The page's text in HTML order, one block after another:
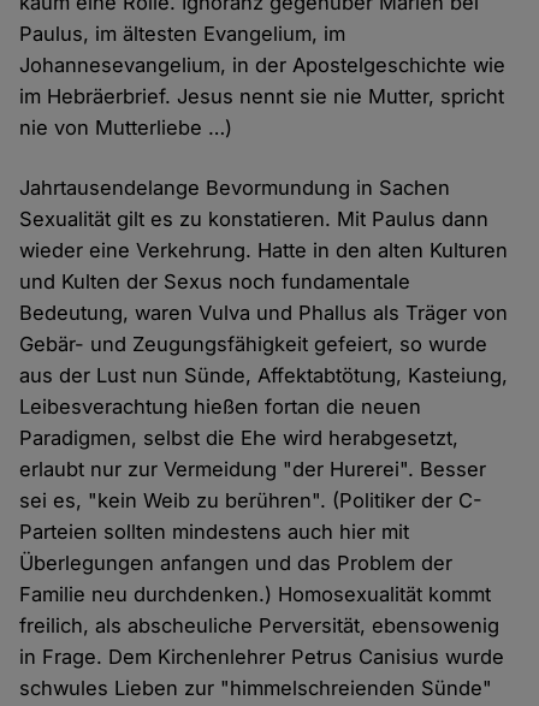
Paulus, im ältesten Evangelium, im
Johannesevangelium, in der Apostelgeschichte wie
im Hebräerbrief. Jesus nennt sie nie Mutter, spricht
nie von Mutterliebe …)
Jahrtausendelange Bevormundung in Sachen
Sexualität gilt es zu konstatieren. Mit Paulus dann
wieder eine Verkehrung. Hatte in den alten Kulturen
und Kulten der Sexus noch fundamentale
Bedeutung, waren Vulva und Phallus als Träger von
Gebär- und Zeugungsfähigkeit gefeiert, so wurde
aus der Lust nun Sünde, Affektabtötung, Kasteiung,
Leibesverachtung hießen fortan die neuen
Paradigmen, selbst die Ehe wird herabgesetzt,
erlaubt nur zur Vermeidung "der Hurerei". Besser
sei es, "kein Weib zu berühren". (Politiker der C-
Parteien sollten mindestens auch hier mit
Überlegungen anfangen und das Problem der
Familie neu durchdenken.) Homosexualität kommt
freilich, als abscheuliche Perversität, ebensowenig
in Frage. Dem Kirchenlehrer Petrus Canisius wurde
schwules Lieben zur "himmelschreienden Sünde"